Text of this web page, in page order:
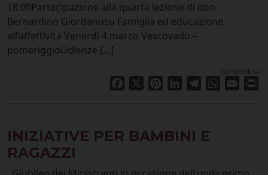
18.00Partecipazione alla quarta lezione di don
Bernardino Giordanosu Famiglia ed educazione
all’affettività Venerdì 4 marzo Vescovado –
pomeriggioUdienze […]
condividi su
Facebook PinterestLinkedInTelegramWhatsApp
Email
INIZIATIVE PER BAMBINI E
RAGAZZI